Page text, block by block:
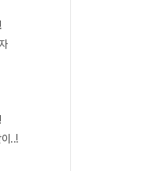
..!